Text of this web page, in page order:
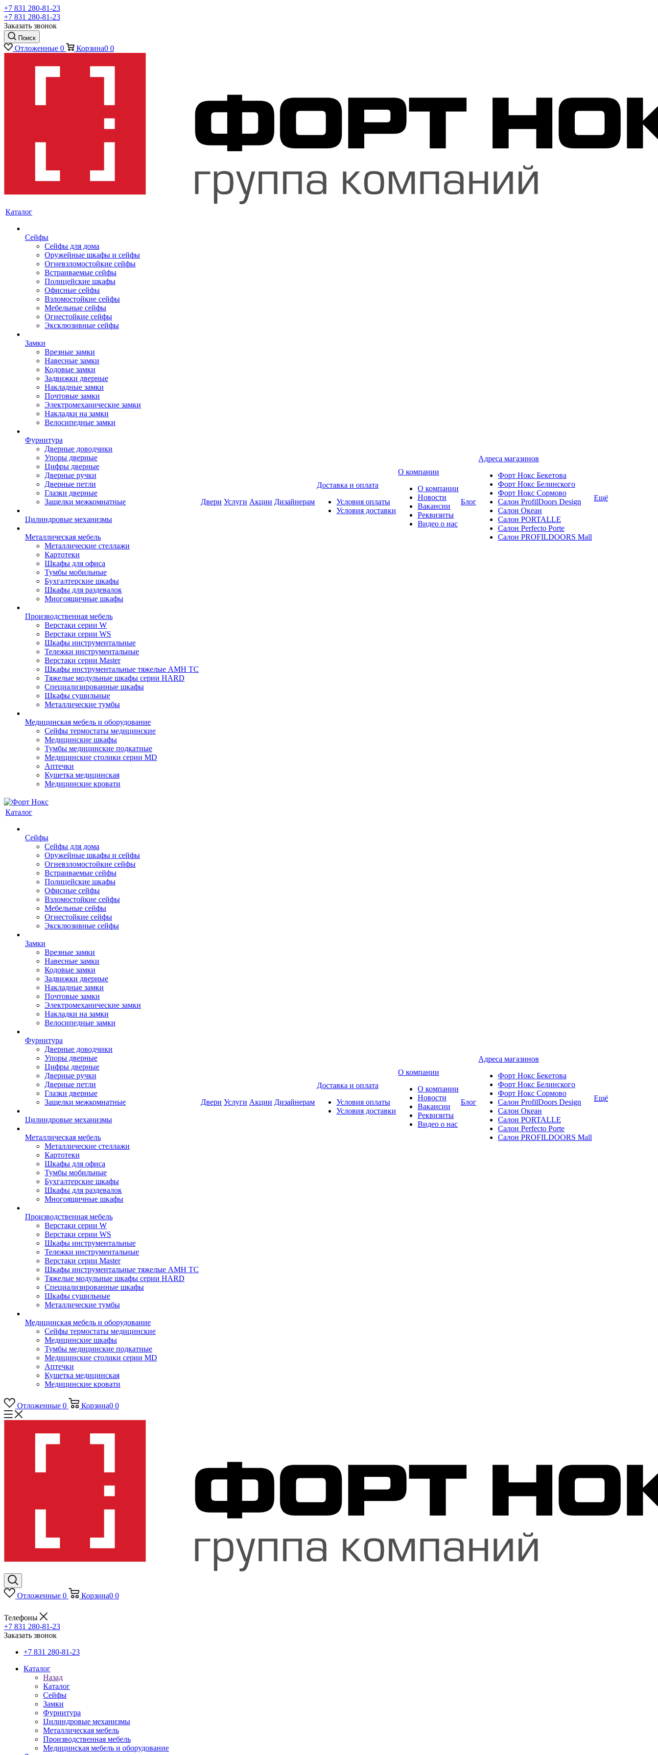
+7 831 280-81-23
+7 831 280-81-23
Заказать звонок
Поиск
Отложенные 0 Корзина0 0
Каталог
Сейфы
Сейфы для дома
Оружейные шкафы и сейфы
Огневзломостойкие сейфы
Встраиваемые сейфы
Полицейские шкафы
Офисные сейфы
Взломостойкие сейфы
Мебельные сейфы
Огнестойкие сейфы
Эксклюзивные сейфы
Замки
Врезные замки
Навесные замки
Кодовые замки
Задвижки дверные
Накладные замки
Почтовые замки
Электромеханические замки
Накладки на замки
Велосипедные замки
Фурнитура
Дверные доводчики
Упоры дверные
Цифры дверные
Дверные ручки
Дверные петли
Глазки дверные
Защелки межкомнатные
Цилиндровые механизмы
Металлическая мебель
Металлические стеллажи
Картотеки
Шкафы для офиса
Тумбы мобильные
Бухгалтерские шкафы
Шкафы для раздевалок
Многоящичные шкафы
Производственная мебель
Верстаки серии W
Верстаки серии WS
Шкафы инструментальные
Тележки инструментальные
Верстаки серии Master
Шкафы инструментальные тяжелые AMH TC
Тяжелые модульные шкафы серии HARD
Cпециализированные шкафы
Шкафы сушильные
Металлические тумбы
Медицинская мебель и оборудование
Сейфы термостаты медицинские
Медицинские шкафы
Тумбы медицинские подкатные
Медицинские столики серии MD
Аптечки
Кушетка медицинская
Медицинские кровати
Двери Услуги Акции Дизайнерам
Доставка и оплата
Условия оплаты
Условия доставки
О компании
О компании
Новости
Вакансии
Реквизиты
Видео о нас
Блог
Адреса магазинов
Форт Нокс Бекетова
Форт Нокс Белинского
Форт Нокс Сормово
Салон ProfilDoors Design
Салон Океан
Салон PORTALLE
Салон Perfecto Portе
Салон PROFILDOORS Mall
Ещё
Каталог
Сейфы
Сейфы для дома
Оружейные шкафы и сейфы
Огневзломостойкие сейфы
Встраиваемые сейфы
Полицейские шкафы
Офисные сейфы
Взломостойкие сейфы
Мебельные сейфы
Огнестойкие сейфы
Эксклюзивные сейфы
Замки
Врезные замки
Навесные замки
Кодовые замки
Задвижки дверные
Накладные замки
Почтовые замки
Электромеханические замки
Накладки на замки
Велосипедные замки
Фурнитура
Дверные доводчики
Упоры дверные
Цифры дверные
Дверные ручки
Дверные петли
Глазки дверные
Защелки межкомнатные
Цилиндровые механизмы
Металлическая мебель
Металлические стеллажи
Картотеки
Шкафы для офиса
Тумбы мобильные
Бухгалтерские шкафы
Шкафы для раздевалок
Многоящичные шкафы
Производственная мебель
Верстаки серии W
Верстаки серии WS
Шкафы инструментальные
Тележки инструментальные
Верстаки серии Master
Шкафы инструментальные тяжелые AMH TC
Тяжелые модульные шкафы серии HARD
Cпециализированные шкафы
Шкафы сушильные
Металлические тумбы
Медицинская мебель и оборудование
Сейфы термостаты медицинские
Медицинские шкафы
Тумбы медицинские подкатные
Медицинские столики серии MD
Аптечки
Кушетка медицинская
Медицинские кровати
Двери Услуги Акции Дизайнерам
Доставка и оплата
Условия оплаты
Условия доставки
О компании
О компании
Новости
Вакансии
Реквизиты
Видео о нас
Блог
Адреса магазинов
Форт Нокс Бекетова
Форт Нокс Белинского
Форт Нокс Сормово
Салон ProfilDoors Design
Салон Океан
Салон PORTALLE
Салон Perfecto Portе
Салон PROFILDOORS Mall
Ещё
Отложенные 0 Корзина0 0
Отложенные 0 Корзина0 0
Телефоны
+7 831 280-81-23
Заказать звонок
+7 831 280-81-23
Каталог
Назад
Каталог
Сейфы
Замки
Фурнитура
Цилиндровые механизмы
Металлическая мебель
Производственная мебель
Медицинская мебель и оборудование